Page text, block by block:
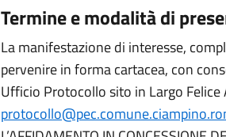
Termine e modalità di
La manifestazione di interesse,
pervenire in forma cartacea, con
Ufficio Protocollo sito in Largo Felice